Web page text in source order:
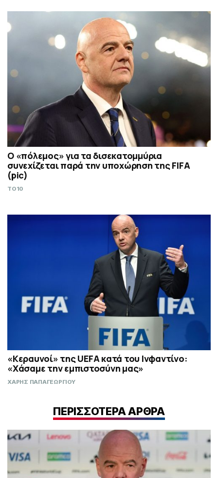
Ο «πόλεμος» για τα δισεκατομμύρια
συνεχίζεται παρά την υποχώρηση της FIFA
(pic)
TO10
«Κεραυνοί» της UEFA κατά του Ινφαντίνο:
«Χάσαμε την εμπιστοσύνη μας»
ΧΑΡΗΣ ΠΑΠΑΓΕΩΡΓΙΟΥ
ΠΕΡΙΣΣΟΤΕΡΑ ΑΡΘΡΑ